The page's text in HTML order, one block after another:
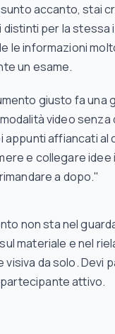
accanto, stai
per la stessa
le informazioni
un esame.
giusto fa una
video senza
appunti affiancati al
e collegare idee
a dopo."
non sta nel
materiale e nel
visiva da solo. Devi
attivo.